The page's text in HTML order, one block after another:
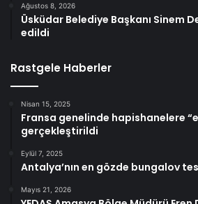
Ağustos 8, 2026
Üsküdar Belediye Başkanı Sinem
edildi
Rastgele Haberler
Nisan 15, 2025
Fransa genelinde hapishanelere
gerçekleştirildi
Eylül 7, 2025
Antalya’nın en gözde bungalov
Mayıs 21, 2026